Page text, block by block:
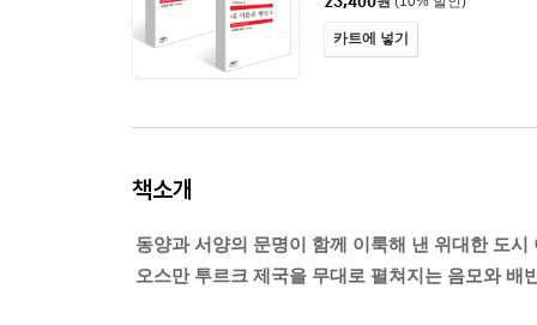
카트에 넣기
책소개
동양과 서양의 문명이 함께 이룩해 낸 위대한 도시
오스만 투르크 제국을 무대로 펼쳐지는 음모와 배